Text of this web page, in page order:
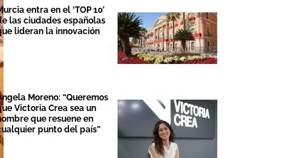
entra en el ‘TOP 10’
las ciudades españolas
lideran la innovación
Moreno: “Queremos
Victoria Crea sea un
que resuene en
punto del país”